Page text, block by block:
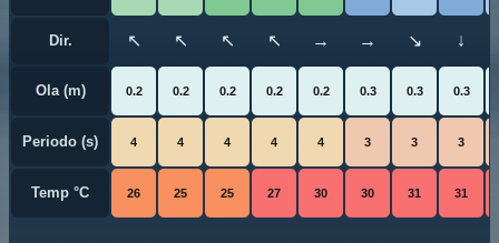
Dir. ↖ ↖ ↖ ↖ → → ↘ ↓
Ola (m) 0.2 0.2 0.2 0.2 0.2 0.3 0.3 0.3
Periodo (s) 4 4 4 4 4 3 3 3
Temp °C 26 25 25 27 30 30 31 31